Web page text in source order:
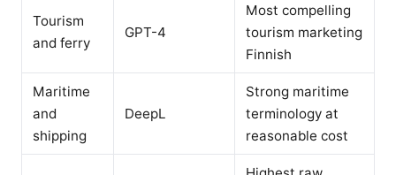
Tourism
and ferry
GPT-4
Most compelling
tourism marketing
Finnish
Maritime
and
shipping
DeepL
Strong maritime
terminology at
reasonable cost